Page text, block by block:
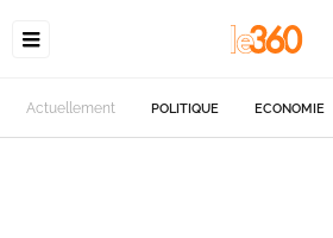
Actuellement POLITIQUE ECONOMIE